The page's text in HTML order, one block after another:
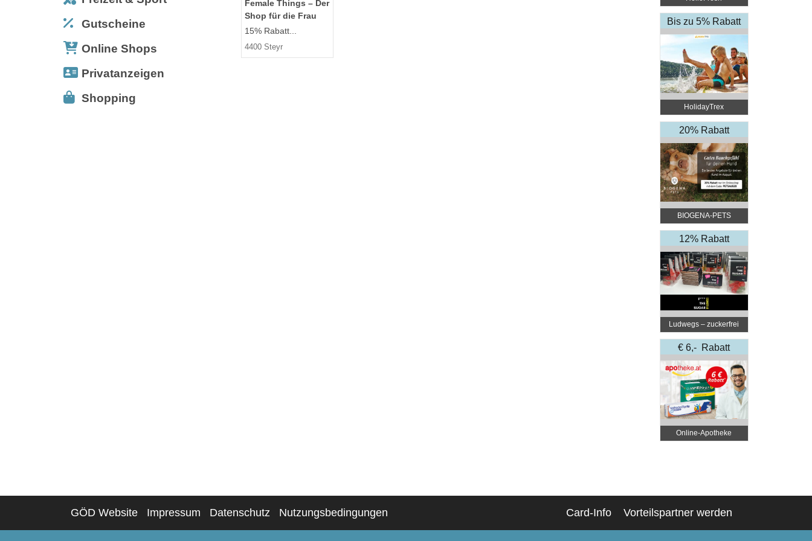
Gutscheine
Online Shops
Privatanzeigen
Shopping
Female Things – Der
Shop für die Frau
15% Rabatt...
4400 Steyr
Bis zu 5% Rabatt
HolidayTrex
20% Rabatt
BIOGENA-PETS
12% Rabatt
Ludwegs – zuckerfrei
leben
€ 6,- Rabatt
Online‑Apotheke
GÖD Website Impressum Datenschutz Nutzungsbedingungen Card-Info Vorteilspartner werden